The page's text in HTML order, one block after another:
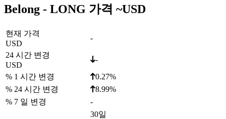
Belong - LONG 가격 ~USD
현재 가격
USD
-
24 시간 변경
USD
-
% 1 시간 변경
0.27%
% 24 시간 변경
8.99%
% 7 일 변경
-
30일